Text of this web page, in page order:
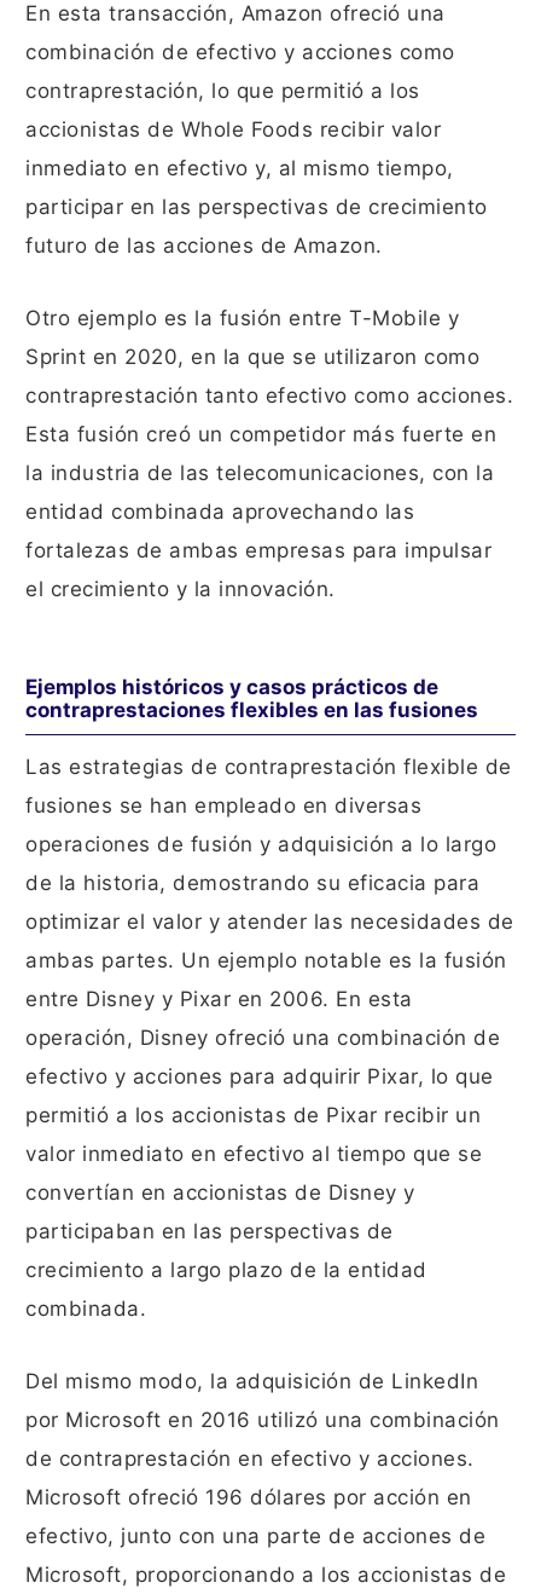
En esta transacción, Amazon ofreció una
combinación de efectivo y acciones como
contraprestación, lo que permitió a los
accionistas de Whole Foods recibir valor
inmediato en efectivo y, al mismo tiempo,
participar en las perspectivas de crecimiento
futuro de las acciones de Amazon.
Otro ejemplo es la fusión entre T-Mobile y
Sprint en 2020, en la que se utilizaron como
contraprestación tanto efectivo como acciones.
Esta fusión creó un competidor más fuerte en
la industria de las telecomunicaciones, con la
entidad combinada aprovechando las
fortalezas de ambas empresas para impulsar
el crecimiento y la innovación.
Ejemplos históricos y casos prácticos de
contraprestaciones flexibles en las fusiones
Las estrategias de contraprestación flexible de
fusiones se han empleado en diversas
operaciones de fusión y adquisición a lo largo
de la historia, demostrando su eficacia para
optimizar el valor y atender las necesidades de
ambas partes. Un ejemplo notable es la fusión
entre Disney y Pixar en 2006. En esta
operación, Disney ofreció una combinación de
efectivo y acciones para adquirir Pixar, lo que
permitió a los accionistas de Pixar recibir un
valor inmediato en efectivo al tiempo que se
convertían en accionistas de Disney y
participaban en las perspectivas de
crecimiento a largo plazo de la entidad
combinada.
Del mismo modo, la adquisición de LinkedIn
por Microsoft en 2016 utilizó una combinación
de contraprestación en efectivo y acciones.
Microsoft ofreció 196 dólares por acción en
efectivo, junto con una parte de acciones de
Microsoft, proporcionando a los accionistas de